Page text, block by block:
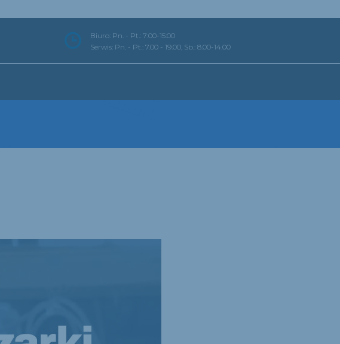
Biuro: Pn. - Pt.: 7:00-15:00
Serwis: Pn. - Pt.: 7.00 - 19.00, Sb.: 8.00-14.00